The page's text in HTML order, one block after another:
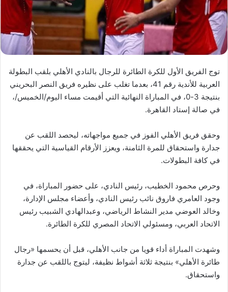
توج الفريق الأول للكرة الطائرة للرجال بالنادي الأهلي بلقب البطولة
العربية للأندية رقم 41، بعدما تغلب على نظيره فريق النصر البحريني
بنتيجة 3-0، في المباراة النهائية التي أقيمت مساء اليوم/الخميس/،
في صالة إستاد القاهرة.
وحقق فريق الأهلي الفوز في جميع مواجهاته، ليحصد اللقب عن
جدارة واستحقاق للمرة الثامنة، ويعزز الأرقام القياسية التي يحققها
في كافة البطولات.
وحرص محمود الخطيب، رئيس النادي، على حضور المباراة، في
وجود العامري فاروق نائب رئيس النادي، وأعضاء مجلس الإدارة،
وخالد العوضي مدير النشاط الرياضي، وعبدالهادي الشبيب رئيس
الاتحاد العربي، ومسئولي الاتحاد المصري للكرة الطائرة.
وشهدت المباراة أداء قويا من جانب الأهلي، قبل أن يحسمها «رجال
طائرة الأهلي» بنتيجة ثلاثة أشواط نظيفة، ليتوج باللقب عن جدارة
واستحقاق.